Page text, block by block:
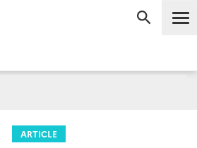
ARTICLE